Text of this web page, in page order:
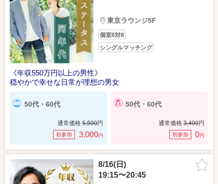
東京ラウンジ5F
個室8対8
シングルマッチング
《年収550万円以上の男性》
穏やかで幸せな日常が理想の男女
50代・60代
通常価格 5,500円
初参加 3,000円
50代・60代
通常価格 3,400円
初参加 0円
8/16(日)
19:15〜20:45